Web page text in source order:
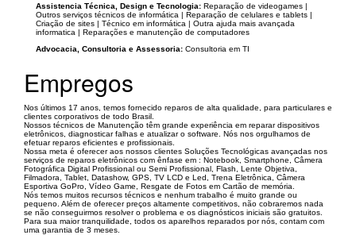
Assistencia Técnica, Design e Tecnologia: Reparação de videogames |
Outros serviços técnicos de informática | Reparação de celulares e tablets |
Criação de sites | Técnico em informática | Outra ajuda mais avançada
informatica | Reparações e manutenção de computadores
Advocacia, Consultoria e Assessoria: Consultoria em TI
Empregos
Nos últimos 17 anos, temos fornecido reparos de alta qualidade, para particulares e
clientes corporativos de todo Brasil.
Nossos técnicos de Manutenção têm grande experiência em reparar dispositivos
eletrônicos, diagnosticar falhas e atualizar o software. Nós nos orgulhamos de
efetuar reparos eficientes e profissionais.
Nossa meta é oferecer aos nossos clientes Soluções Tecnológicas avançadas nos
serviços de reparos eletrônicos com ênfase em : Notebook, Smartphone, Câmera
Fotográfica Digital Profissional ou Semi Profissional, Flash, Lente Objetiva,
Filmadora, Tablet, Datashow, GPS, TV LCD e Led, Trena Eletrônica, Câmera
Esportiva GoPro, Vídeo Game, Resgate de Fotos em Cartão de memória.
Nós temos muitos recursos técnicos e nenhum trabalho é muito grande ou
pequeno. Além de oferecer preços altamente competitivos, não cobraremos nada
se não conseguirmos resolver o problema e os diagnósticos iniciais são gratuitos.
Para sua maior tranquilidade, todos os aparelhos reparados por nós, contam com
uma garantia de 3 meses.